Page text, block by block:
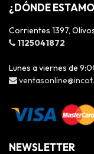
¿DÓNDE
Corrientes 1397,
1125041872
Lunes a viernes de
NEWSLETTER